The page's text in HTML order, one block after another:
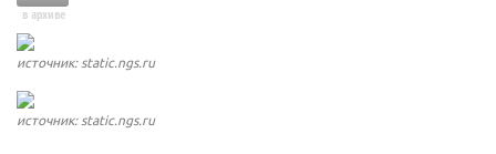
в архиве
источник: static.ngs.ru
источник: static.ngs.ru